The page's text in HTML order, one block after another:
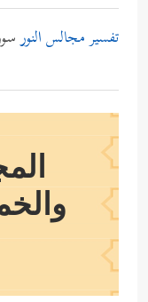
تفسير مجالس النور